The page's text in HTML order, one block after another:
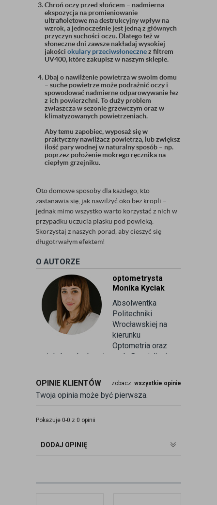
Chroń oczy przed słońcem – nadmierna
ekspozycja na promieniowanie
ultrafioletowe ma destrukcyjny wpływ na
wzrok, a jednocześnie jest jedną z głównych
przyczyn suchości oczu. Dlatego też w
słoneczne dni zawsze nakładaj wysokiej
jakości okulary przeciwsłonecznez filtrem
UV400, które zakupisz w naszym sklepie.
Dbaj o nawilżenie powietrza w swoim domu
– suche powietrze może podrażnić oczy i
spowodować nadmierne odparowywanie łez
z ich powierzchni. To duży problem
zwłaszcza w sezonie grzewczym oraz w
klimatyzowanych powietrzeniach.
Aby temu zapobiec, wyposaż się w
praktyczny nawilżacz powietrza, lub zwiększ
ilość pary wodnej w naturalny sposób – np.
poprzez położenie mokrego ręcznika na
ciepłym grzejniku.
Oto domowe sposoby dla każdego, kto
zastanawia się, jak nawilżyć oko bez kropli –
jednak mimo wszystko warto korzystać z nich w
przypadku uczucia piasku pod powieką.
Skorzystaj z naszych porad, aby cieszyć się
długotrwałym efektem!
O AUTORZE
optometrysta
Monika Kyciak
Absolwentka
Politechniki
Wrocławskiej na
kierunku
Optometria oraz
wielu kursów branżowych. Specjalizuje
kontaktologii, czyli dobieraniu
soczewek kontaktowych miękkich. Od
ponad 10 lat pracuje w branży
optometrysta pracujący w gabinecie.
badania wad refrakcji, dobierając
OPINIE KLIENTÓW zobacz: wszystkie opinie
Twoja opinia może być pierwsza.
Pokazuje 0-0 z 0 opinii
DODAJ OPINIĘ